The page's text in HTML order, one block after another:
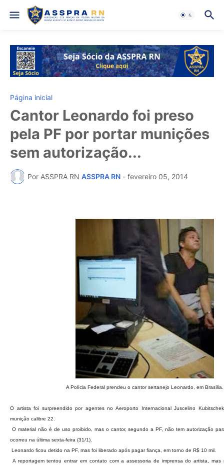
Página inicial
Cantor Leonardo foi preso
pela PF por portar munições
sem autorização...
Por ASSPRA RN ASSPRA RN - fevereiro 05, 2014
A Polícia Federal prendeu o cantor sertanejo Leonardo, em Brasília.
O artista foi surpreendido por agentes no Aeroporto Internacional Juscelino
munição calibre 22.
O material não é de uso proibido, mas o cantor, segundo a PF, não tem autorização
ocorreu na última sexta-feira (31/1).
Leonardo ficou detido na PF, mas foi liberado após pagar fiança, em torno de R$ 10 mil.
A reportagem tentou entrar em contato com a assessoria de imprensa do artista,